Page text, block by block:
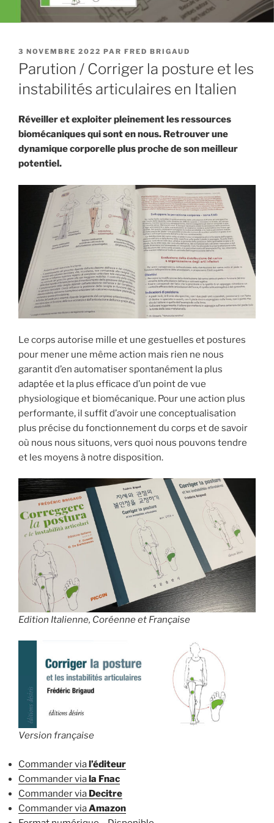
PUBLIÉ
LE
3 NOVEMBRE 2022 PAR FRED BRIGAUD
Parution / Corriger la posture et les
instabilités articulaires en Italien
Réveiller et exploiter pleinement les ressources
biomécaniques qui sont en nous. Retrouver une
dynamique corporelle plus proche de son meilleur
potentiel.
Le corps autorise mille et une gestuelles et postures
pour mener une même action mais rien ne nous
garantit d’en automatiser spontanément la plus
adaptée et la plus efficace d’un point de vue
physiologique et biomécanique. Pour une action plus
performante, il suffit d’avoir une conceptualisation
plus précise du fonctionnement du corps et de savoir
où nous nous situons, vers quoi nous pouvons tendre
et les moyens à notre disposition.
Edition Italienne, Coréenne et Française
Version française
Commander vial’éditeur
Commander viala Fnac
Commander via Decitre
Commander viaAmazon